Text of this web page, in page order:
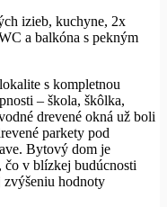
izieb, kuchyne, 2x
a balkóna s pekným
s kompletnou
– škola, škôlka,
drevené okná už boli
parkety pod
Bytový dom je
čo v blízkej budúcnosti
zvýšeniu hodnoty